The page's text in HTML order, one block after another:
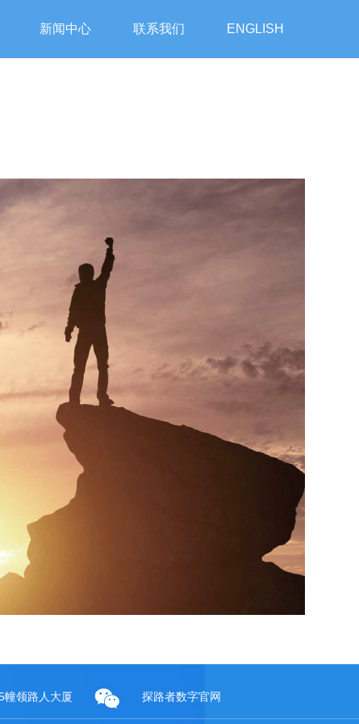
新闻中心 联系我们 ENGLISH
幢领路人大厦 探路者数字官网